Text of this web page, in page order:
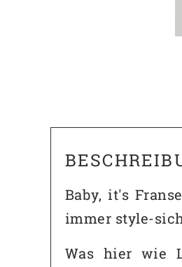
Baby, it's
immer style-
Was hier wie